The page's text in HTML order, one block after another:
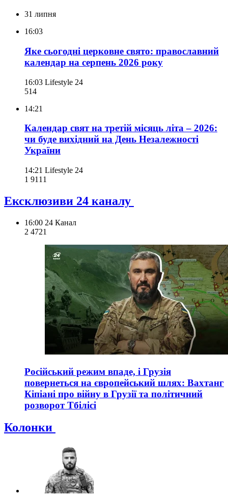
31 липня
16:03
Яке сьогодні церковне свято: православний
календар на серпень 2026 року
16:03 Lifestyle 24
514
14:21
Календар свят на третій місяць літа – 2026:
чи буде вихідний на День Незалежності
України
14:21 Lifestyle 24
1 911 1
Ексклюзиви 24 каналу
16:00 24 Канал
2 4721
Російський режим впаде, і Грузія
повернеться на європейський шлях: Вахтанг
Кіпіані про війну в Грузії та політичний
розворот Тбілісі
Колонки